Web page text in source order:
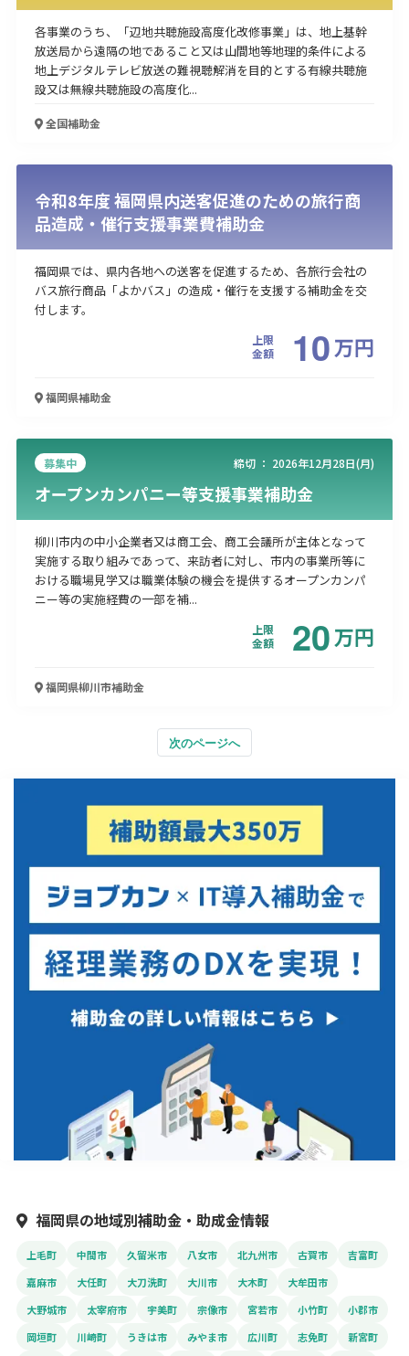
各事業のうち、「辺地共聴施設高度化改修事業」は、地上基幹
放送局から遠隔の地であること又は山間地等地理的条件による
地上デジタルテレビ放送の難視聴解消を目的とする有線共聴施
設又は無線共聴施設の高度化...
全国補助金
令和8年度 福岡県内送客促進のための旅行商
品造成・催行支援事業費補助金
福岡県では、県内各地への送客を促進するため、各旅行会社の
バス旅行商品「よかバス」の造成・催行を支援する補助金を交
付します。
上限
金額
10万円
福岡県補助金
募集中 締切 ： 2026年12月28日(月)
オープンカンパニー等支援事業補助金
柳川市内の中小企業者又は商工会、商工会議所が主体となって
実施する取り組みであって、来訪者に対し、市内の事業所等に
おける職場見学又は職業体験の機会を提供するオープンカンパ
ニー等の実施経費の一部を補...
上限
金額
20万円
福岡県柳川市補助金
次のページへ
福岡県の地域別補助金・助成金情報
上毛町 中間市 久留米市 八女市 北九州市 古賀市
吉富町
嘉麻市
大任町 大刀洗町 大川市 大木町
大牟田市
大野城市
太宰府市 宇美町 宗像市 宮若市 小竹町
小郡市
岡垣町
川崎町 うきは市 みやま市 広川町 志免町
新宮町